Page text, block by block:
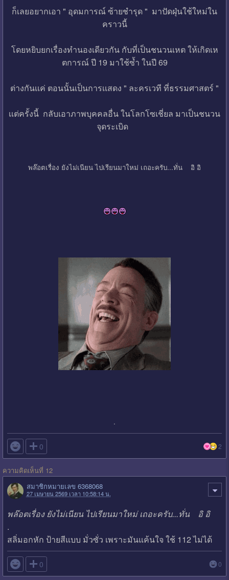
ก็เลยอยากเอา " อุดมการณ์ ซ้ายชำรุด " มาปัดฝุ่นใช้ใหม่ใน
คราวนี้
โดยหยิบยกเรื่องทำนองเดียวกัน กับที่เป็นชนวนเหต ให้เกิดเห
ตการณ์ ปี 19 มาใช้ซ้ำ ในปี 69
ต่างกันเเค่ ตอนนั้นเป็นการเเสดง " ละครเวที ที่ธรรมศาสตร์ "
เเต่ครั้งนี้ กลับเอาภาพบุคคลอื่น ในโลกโซเชี่ยล มาเป็นชนวน
จุดระเบิด
พล๊อตเรื่อง ยังไม่เนียน ไปเรียนมาใหม่ เถอะครับ...ทั่น อิ อิ
.
 0 2
ความคิดเห็นที่ 12
สมาชิกหมายเลข 6368068
27 เมษายน 2569 เวลา 10:58:14 น.
พล๊อตเรื่อง ยังไม่เนียน ไปเรียนมาใหม่ เถอะครับ...ทั่น อิ อิ
.
สลิ่มอกหัก ป้ายสีแบบ มั่วซั่ว เพราะมันแค้นใจ ใช้ 112 ไม่ได้
 0 0